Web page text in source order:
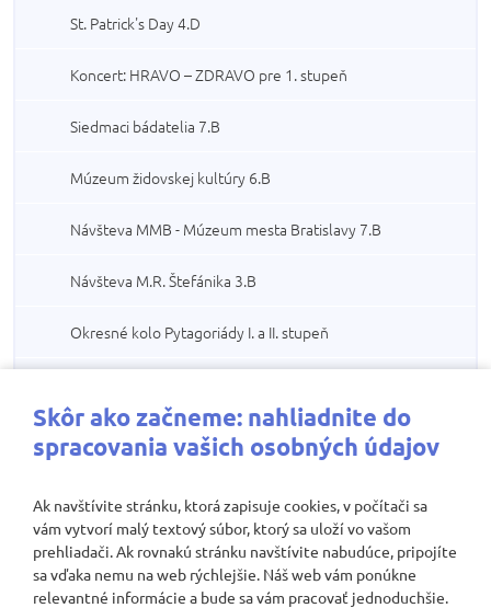
St. Patrick's Day 4.D
Koncert: HRAVO – ZDRAVO pre 1. stupeň
Siedmaci bádatelia 7.B
Múzeum židovskej kultúry 6.B
Návšteva MMB - Múzeum mesta Bratislavy 7.B
Návšteva M.R. Štefánika 3.B
Okresné kolo Pytagoriády I. a II. stupeň
Slávik Slovenska
Jarné prebudenie – tvorivá dielnička
„ŠKOLA POMÁHA“ – naše včielky na Kramároch
Skôr ako začneme: nahliadnite do
spracovania vašich osobných údajov
Ak navštívite stránku, ktorá zapisuje cookies, v počítači sa
vám vytvorí malý textový súbor, ktorý sa uloží vo vašom
prehliadači. Ak rovnakú stránku navštívite nabudúce, pripojíte
sa vďaka nemu na web rýchlejšie. Náš web vám ponúkne
relevantné informácie a bude sa vám pracovať jednoduchšie.